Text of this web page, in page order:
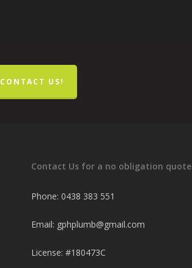
CONTACT US!
Contact Us for a no obligation quote
Phone: 0438 383 551
Email: gphplumb@gmail.com
License: #180473C